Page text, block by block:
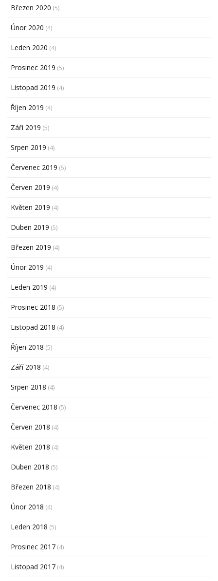
Březen 2020 (5)
Únor 2020 (4)
Leden 2020 (4)
Prosinec 2019 (5)
Listopad 2019 (4)
Říjen 2019 (4)
Září 2019 (5)
Srpen 2019 (4)
Červenec 2019 (5)
Červen 2019 (4)
Květen 2019 (4)
Duben 2019 (5)
Březen 2019 (4)
Únor 2019 (4)
Leden 2019 (4)
Prosinec 2018 (5)
Listopad 2018 (4)
Říjen 2018 (5)
Září 2018 (4)
Srpen 2018 (4)
Červenec 2018 (5)
Červen 2018 (4)
Květen 2018 (4)
Duben 2018 (5)
Březen 2018 (4)
Únor 2018 (4)
Leden 2018 (5)
Prosinec 2017 (4)
Listopad 2017 (4)